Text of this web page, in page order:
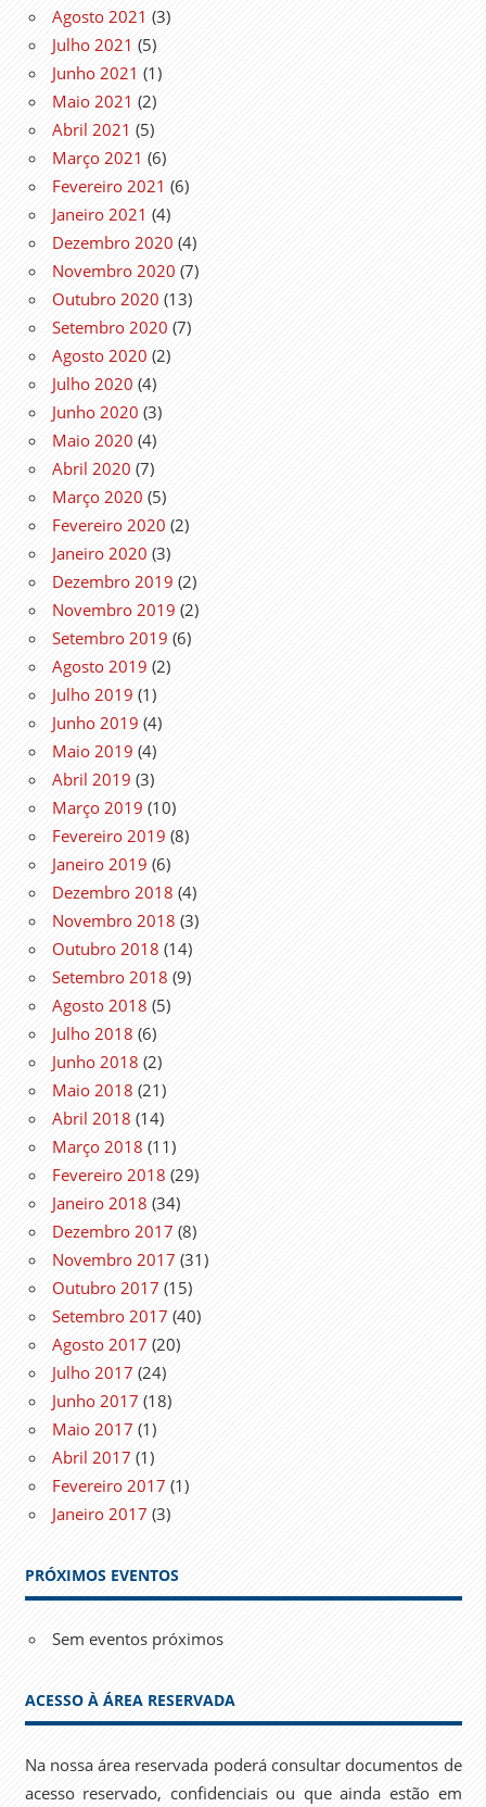
Agosto 2021 (3)
Julho 2021 (5)
Junho 2021 (1)
Maio 2021 (2)
Abril 2021 (5)
Março 2021 (6)
Fevereiro 2021 (6)
Janeiro 2021 (4)
Dezembro 2020 (4)
Novembro 2020 (7)
Outubro 2020 (13)
Setembro 2020 (7)
Agosto 2020 (2)
Julho 2020 (4)
Junho 2020 (3)
Maio 2020 (4)
Abril 2020 (7)
Março 2020 (5)
Fevereiro 2020 (2)
Janeiro 2020 (3)
Dezembro 2019 (2)
Novembro 2019 (2)
Setembro 2019 (6)
Agosto 2019 (2)
Julho 2019 (1)
Junho 2019 (4)
Maio 2019 (4)
Abril 2019 (3)
Março 2019 (10)
Fevereiro 2019 (8)
Janeiro 2019 (6)
Dezembro 2018 (4)
Novembro 2018 (3)
Outubro 2018 (14)
Setembro 2018 (9)
Agosto 2018 (5)
Julho 2018 (6)
Junho 2018 (2)
Maio 2018 (21)
Abril 2018 (14)
Março 2018 (11)
Fevereiro 2018 (29)
Janeiro 2018 (34)
Dezembro 2017 (8)
Novembro 2017 (31)
Outubro 2017 (15)
Setembro 2017 (40)
Agosto 2017 (20)
Julho 2017 (24)
Junho 2017 (18)
Maio 2017 (1)
Abril 2017 (1)
Fevereiro 2017 (1)
Janeiro 2017 (3)
PRÓXIMOS EVENTOS
Sem eventos próximos
ACESSO À ÁREA RESERVADA
Na nossa área reservada poderá consultar documentos de
acesso reservado, confidenciais ou que ainda estão em